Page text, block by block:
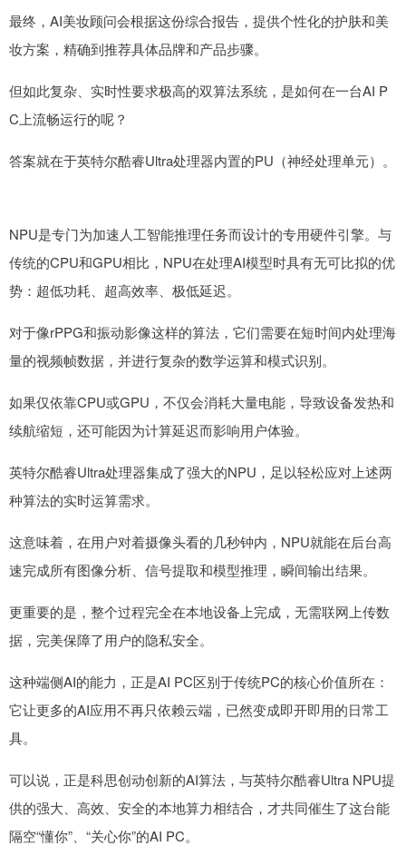
最终，AI美妆顾问会根据这份综合报告，提供个性化的护肤和美
妆方案，精确到推荐具体品牌和产品步骤。
但如此复杂、实时性要求极高的双算法系统，是如何在一台AI P
C上流畅运行的呢？
答案就在于英特尔酷睿Ultra处理器内置的PU（神经处理单元）。
NPU是专门为加速人工智能推理任务而设计的专用硬件引擎。与
传统的CPU和GPU相比，NPU在处理AI模型时具有无可比拟的优
势：超低功耗、超高效率、极低延迟。
对于像rPPG和振动影像这样的算法，它们需要在短时间内处理海
量的视频帧数据，并进行复杂的数学运算和模式识别。
如果仅依靠CPU或GPU，不仅会消耗大量电能，导致设备发热和
续航缩短，还可能因为计算延迟而影响用户体验。
英特尔酷睿Ultra处理器集成了强大的NPU，足以轻松应对上述两
种算法的实时运算需求。
这意味着，在用户对着摄像头看的几秒钟内，NPU就能在后台高
速完成所有图像分析、信号提取和模型推理，瞬间输出结果。
更重要的是，整个过程完全在本地设备上完成，无需联网上传数
据，完美保障了用户的隐私安全。
这种端侧AI的能力，正是AI PC区别于传统PC的核心价值所在：
它让更多的AI应用不再只依赖云端，已然变成即开即用的日常工
具。
可以说，正是科思创动创新的AI算法，与英特尔酷睿Ultra NPU提
供的强大、高效、安全的本地算力相结合，才共同催生了这台能
隔空“懂你”、“关心你”的AI PC。